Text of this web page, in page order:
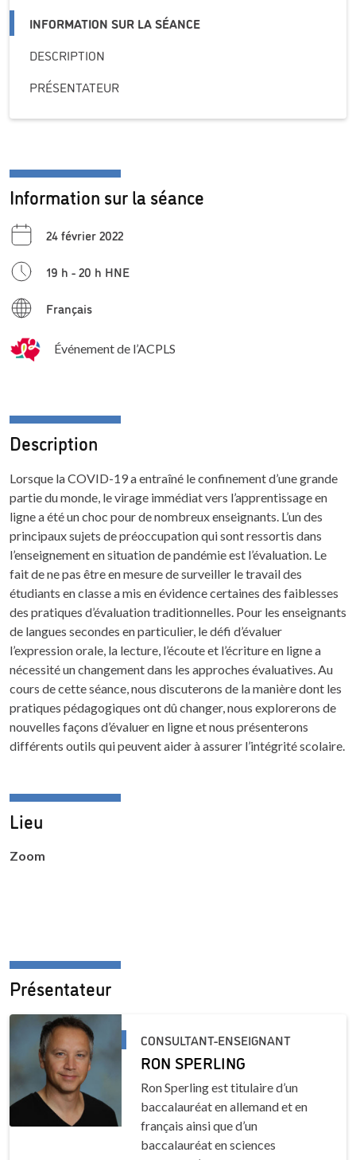
INFORMATION SUR LA SÉANCE
DESCRIPTION
PRÉSENTATEUR
Information sur la séance
24 février 2022
19 h - 20 h HNE
Français
Événement de l’ACPLS
Description
Lorsque la COVID-19 a entraîné le confinement d’une grande
partie du monde, le virage immédiat vers l’apprentissage en
ligne a été un choc pour de nombreux enseignants. L’un des
principaux sujets de préoccupation qui sont ressortis dans
l’enseignement en situation de pandémie est l’évaluation. Le
fait de ne pas être en mesure de surveiller le travail des
étudiants en classe a mis en évidence certaines des faiblesses
des pratiques d’évaluation traditionnelles. Pour les enseignants
de langues secondes en particulier, le défi d’évaluer
l’expression orale, la lecture, l’écoute et l’écriture en ligne a
nécessité un changement dans les approches évaluatives. Au
cours de cette séance, nous discuterons de la manière dont les
pratiques pédagogiques ont dû changer, nous explorerons de
nouvelles façons d’évaluer en ligne et nous présenterons
différents outils qui peuvent aider à assurer l’intégrité scolaire.
Lieu
Zoom
Présentateur
CONSULTANT-ENSEIGNANT
RON SPERLING
Ron Sperling est titulaire d’un
baccalauréat en allemand et en
français ainsi que d’un
baccalauréat en sciences